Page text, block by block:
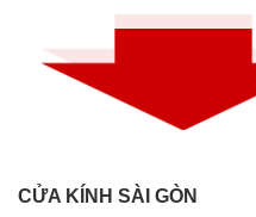
CỬA KÍNH SÀI GÒN